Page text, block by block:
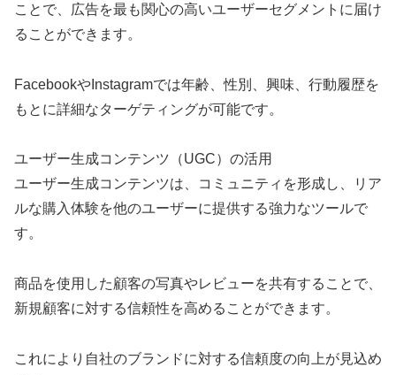
ことで、広告を最も関心の高いユーザーセグメントに届け
ることができます。
FacebookやInstagramでは年齢、性別、興味、行動履歴を
もとに詳細なターゲティングが可能です。
ユーザー生成コンテンツ（UGC）の活用
ユーザー生成コンテンツは、コミュニティを形成し、リア
ルな購入体験を他のユーザーに提供する強力なツールで
す。
商品を使用した顧客の写真やレビューを共有することで、
新規顧客に対する信頼性を高めることができます。
これにより自社のブランドに対する信頼度の向上が見込め